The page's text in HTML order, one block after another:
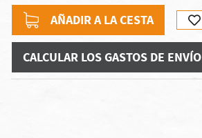
AÑADIR A LA CESTA
CALCULAR LOS GASTOS DE ENVÍO